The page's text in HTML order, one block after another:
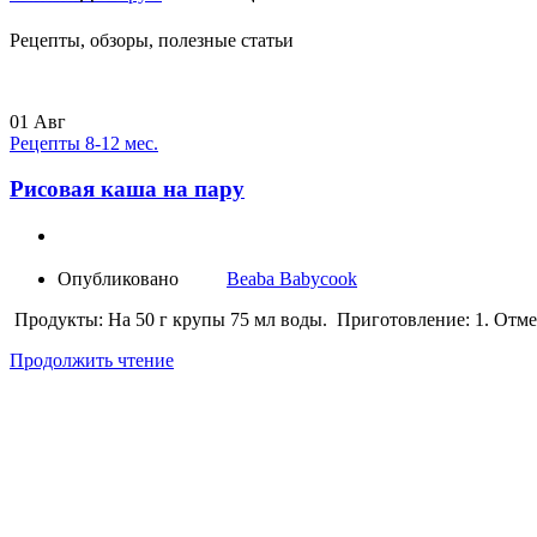
Рецепты, обзоры, полезные статьи
01 Авг
Рецепты 8-12 мес.
Рисовая каша на пару
Опубликовано
Beaba Babycook
Продукты: На 50 г крупы 75 мл воды. Приготовление: 1.
Продолжить чтение